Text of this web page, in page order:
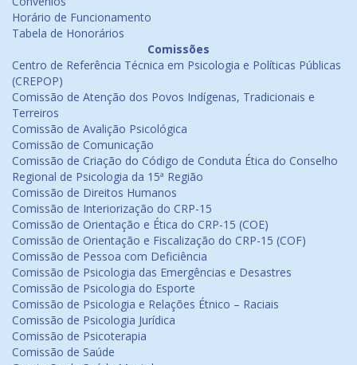
Horário de Funcionamento
Tabela de Honorários
Comissões
Centro de Referência Técnica em Psicologia e Políticas Públicas
(CREPOP)
Comissão de Atenção dos Povos Indígenas, Tradicionais e
Terreiros
Comissão de Avalição Psicológica
Comissão de Comunicação
Comissão de Criação do Código de Conduta Ética do Conselho
Regional de Psicologia da 15ª Região
Comissão de Direitos Humanos
Comissão de Interiorização do CRP-15
Comissão de Orientação e Ética do CRP-15 (COE)
Comissão de Orientação e Fiscalização do CRP-15 (COF)
Comissão de Pessoa com Deficiência
Comissão de Psicologia das Emergências e Desastres
Comissão de Psicologia do Esporte
Comissão de Psicologia e Relações Étnico – Raciais
Comissão de Psicologia Jurídica
Comissão de Psicoterapia
Comissão de Saúde